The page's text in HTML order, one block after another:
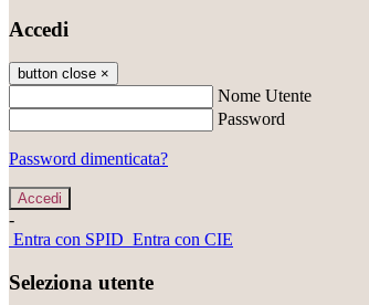
Accedi
button close ×
Nome Utente
Password
Password dimenticata?
-
Entra con SPID Entra con CIE
Seleziona utente